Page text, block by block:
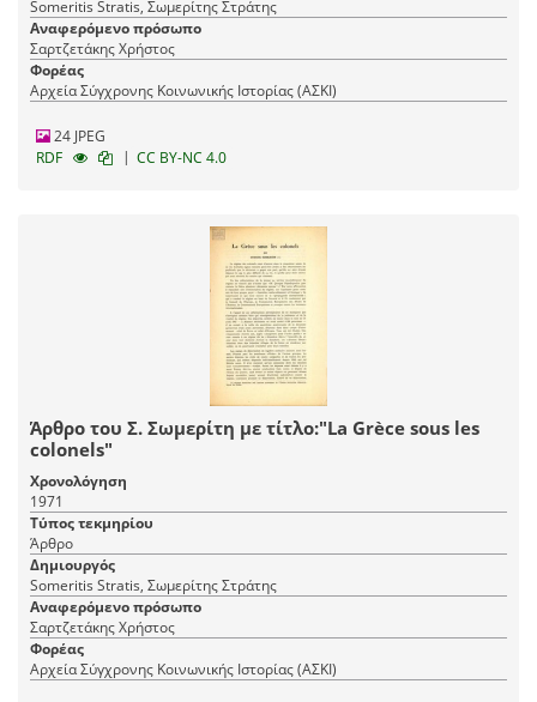
Someritis Stratis, Σωμερίτης Στράτης
Αναφερόμενο πρόσωπο
Σαρτζετάκης Χρήστος
Φορέας
Αρχεία Σύγχρονης Κοινωνικής Ιστορίας (ΑΣΚΙ)
24 JPEG
RDF
| CC BY-NC 4.0
Άρθρο του Σ. Σωμερίτη με τίτλο:"La Grèce sous les
colonels"
Χρονολόγηση
1971
Τύπος τεκμηρίου
Άρθρο
Δημιουργός
Someritis Stratis, Σωμερίτης Στράτης
Αναφερόμενο πρόσωπο
Σαρτζετάκης Χρήστος
Φορέας
Αρχεία Σύγχρονης Κοινωνικής Ιστορίας (ΑΣΚΙ)